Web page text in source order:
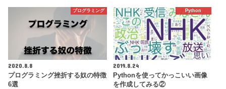
プログラミング
2020.8.8
プログラミング挫折する奴の特徴
6選
Python
2019.8.24
Pythonを使ってかっこいい画像
を作成してみる②